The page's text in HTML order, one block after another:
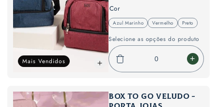
personalizado
a
|
a
|
Mais Vendidos
Cor
Azul MarinhoVariante esgotada ou indisponível
VermelhoVariante esgotada ou
PretoVariante
Selecione as opções do produto
Diminuir
a
de
Bolsa
a
Box to go Veludo -